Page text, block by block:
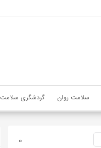
سلامت روان گردشگری سلامت
0